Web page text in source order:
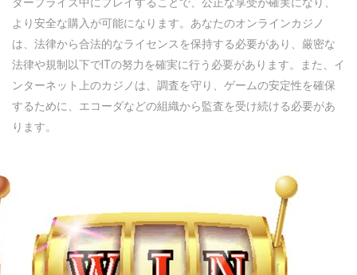
より安全な購入が可能になります。あなたのオンラインカジノ
は、法律から合法的なライセンスを保持する必要があり、厳密な
法律や規制以下でITの努力を確実に行う必要があります。また、イ
ンターネット上のカジノは、調査を守り、ゲームの安定性を確保
するために、エコーダなどの組織から監査を受け続ける必要があ
ります。